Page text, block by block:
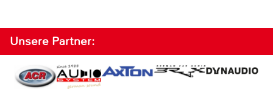
Unsere Partner: